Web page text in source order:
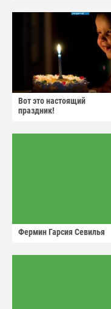
Вот это настоящий
праздник!
Фермин Гарсия Севилья